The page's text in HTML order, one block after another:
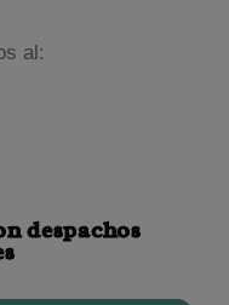
despachos
al: